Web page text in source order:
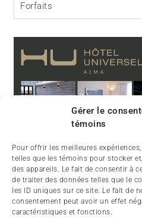
Gérer le
témoins
Pour offrir les meilleures
telles que les témoins pour stocker
des appareils. Le fait de consentir à
de traiter des données telles que le
les ID uniques sur ce site. Le fait de
consentement peut avoir un effet
caractéristiques et fonctions.
Forfaits